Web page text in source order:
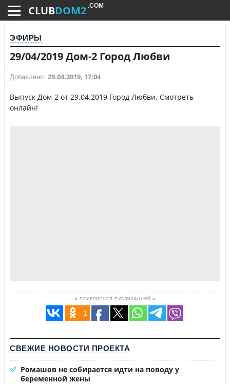
CLUBDOM2 .COM
ЭФИРЫ
29/04/2019 Дом-2 Город Любви
Добавлено: 29.04.2019, 17:04
Выпуск Дом-2 от 29.04.2019 Город Любви. Смотреть
онлайн!
≡ ПОДЕЛИТЬСЯ ПУБЛИКАЦИЕЙ ≡
1
СВЕЖИЕ НОВОСТИ ПРОЕКТА
Ромашов не собирается идти на поводу у
беременной жены